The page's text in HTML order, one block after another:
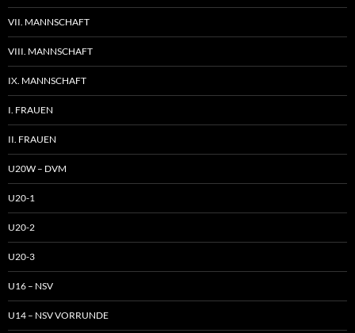
VII. MANNSCHAFT
VIII. MANNSCHAFT
IX. MANNSCHAFT
I. FRAUEN
II. FRAUEN
U20W – DVM
U20-1
U20-2
U20-3
U16 – NSV
U14 – NSV VORRUNDE